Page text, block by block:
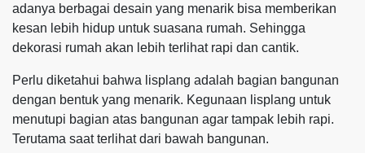
adanya berbagai desain yang menarik bisa memberikan
kesan lebih hidup untuk suasana rumah. Sehingga
dekorasi rumah akan lebih terlihat rapi dan cantik.
Perlu diketahui bahwa lisplang adalah bagian bangunan
dengan bentuk yang menarik. Kegunaan lisplang untuk
menutupi bagian atas bangunan agar tampak lebih rapi.
Terutama saat terlihat dari bawah bangunan.